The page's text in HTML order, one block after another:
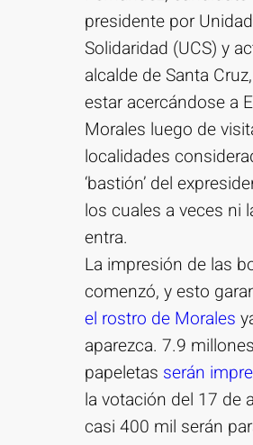
presidente por
Solidaridad (UCS) y
alcalde de Santa
estar acercándose a
Morales luego de
localidades
‘bastión’ del
los cuales a veces ni
entra.
La impresión de las
comenzó, y esto
el rostro de Morales
aparezca. 7.9
papeletas serán
la votación del 17 de
casi 400 mil serán